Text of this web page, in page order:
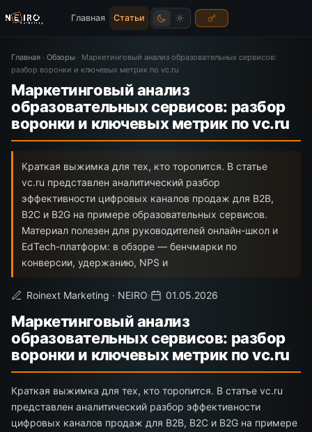
Главная Статьи
Главная · Обзоры · Маркетинговый анализ образовательных сервисов:
разбор воронки и ключевых метрик по vc.ru
Маркетинговый анализ
образовательных сервисов: разбор
воронки и ключевых метрик по vc.ru
Краткая выжимка для тех, кто торопится. В статье
vc.ru представлен аналитический разбор
эффективности цифровых каналов продаж для B2B,
B2C и B2G на примере образовательных сервисов.
Материал полезен для руководителей онлайн-школ и
EdTech-платформ: в обзоре — бенчмарки по
конверсии, удержанию, NPS и
Roinext Marketing · NEIRO· 01.05.2026
Маркетинговый анализ
образовательных сервисов: разбор
воронки и ключевых метрик по vc.ru
Краткая выжимка для тех, кто торопится. В статье vc.ru
представлен аналитический разбор эффективности
цифровых каналов продаж для B2B, B2C и B2G на примере